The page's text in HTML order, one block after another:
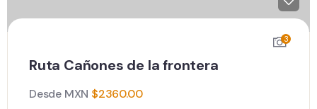
3
Ruta Cañones de la frontera
Desde MXN $2360.00